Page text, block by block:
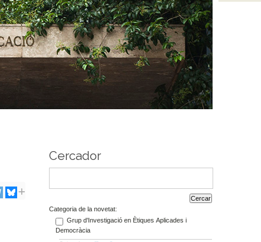
Cercador
Categoria de la novetat:
Grup d'Investigació en Ètiques Aplicades i
Democràcia